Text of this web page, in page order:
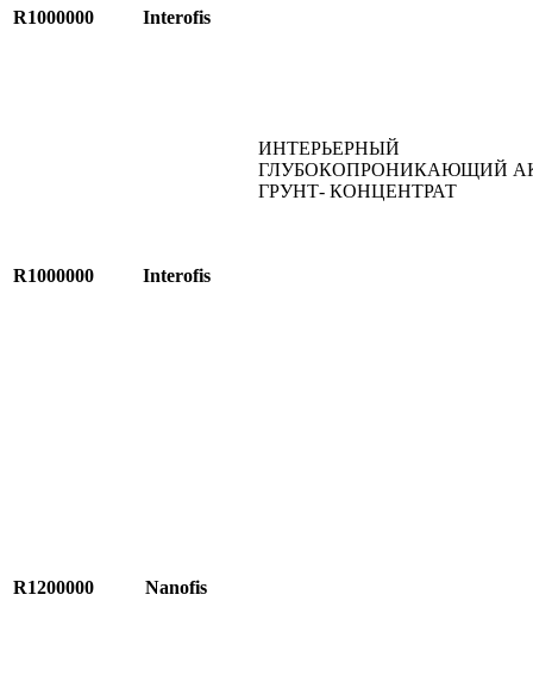
R1000000 Interofis
ИНТЕРЬЕРНЫЙ
ГЛУБОКОПРОНИКАЮЩИЙ
ГРУНТ- КОНЦЕНТРАТ
R1000000 Interofis
R1200000 Nanofis